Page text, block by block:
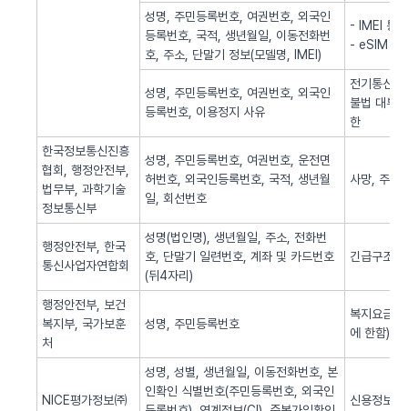
성명, 주민등록번호, 여권번호, 외국인
등록번호, 국적, 생년월일, 이동전화번
호, 주소, 단말기 정보(모델명, IMEI)
- IMEI 통
- eSIM 동
성명, 주민등록번호, 여권번호, 외국인
등록번호, 이용정지 사유
전기통신
불법 대부
한
한국정보통신진흥
협회, 행정안전부,
법무부, 과학기술
정보통신부
성명, 주민등록번호, 여권번호, 운전면
허번호, 외국인등록번호, 국적, 생년월
일, 회선번호
사망, 주민
행정안전부, 한국
통신사업자연합회
성명(법인명), 생년월일, 주소, 전화번
호, 단말기 일련번호, 계좌 및 카드번호
(뒤4자리)
긴급구조(
행정안전부, 보건
복지부, 국가보훈
처
성명, 주민등록번호
복지요금
에 한함)
NICE평가정보㈜
성명, 성별, 생년월일, 이동전화번호, 본
인확인 식별번호(주민등록번호, 외국인
신용정보